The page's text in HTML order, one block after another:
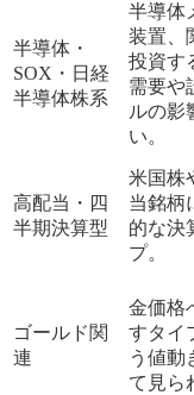
半導体・
SOX・日経
半導体株系
半導体
装置、
投資す
需要や
ルの影
い。
高配当・四
半期決算型
米国株
当銘柄
的な決
プ。
ゴールド関
連
金価格
すタイ
う値動
て見ら